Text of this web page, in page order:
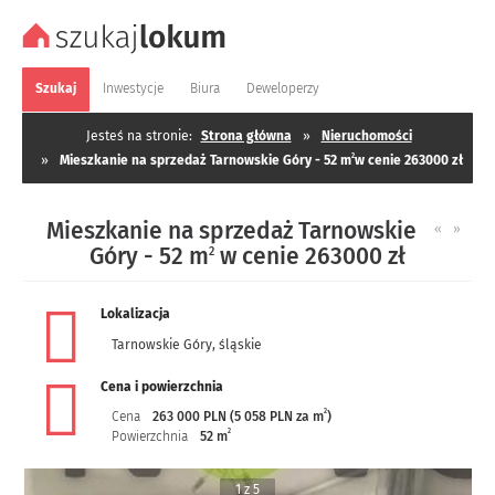
Szukaj Inwestycje Biura Deweloperzy
Jesteś na stronie: Strona główna »
Nieruchomości
»
Mieszkanie na sprzedaż Tarnowskie Góry - 52 m2w cenie 263000 zł
« »
Mieszkanie na sprzedaż Tarnowskie
Góry - 52 m2 w cenie 263000 zł
Lokalizacja
Tarnowskie Góry, śląskie
Cena i powierzchnia
Cena
263 000 PLN (5 058 PLN za m2)
Powierzchnia
52 m2
1 z 5